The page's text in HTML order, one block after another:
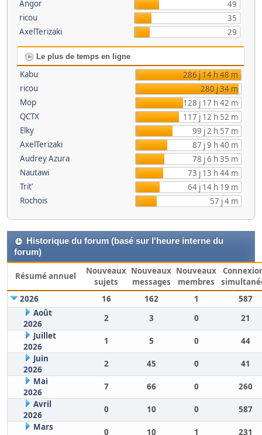
Angor
49
ricou
35
AxelTerizaki
29
Le plus de temps en ligne
Kabu
286 j 14 h 48 m
ricou
280 j 34 m
Mop
128 j 17 h 42 m
QCTX
117 j 12 h 52 m
Elky
99 j 2 h 57 m
AxelTerizaki
87 j 9 h 40 m
Audrey Azura
78 j 6 h 35 m
Nautawi
73 j 13 h 44 m
Trit’
64 j 14 h 19 m
Rochois
57 j 4 m
Historique du forum (basé sur l'heure interne du
forum)
Résumé annuel
Nouveaux
sujets
Nouveaux
messages
Nouveaux
membres
2026
16 162 1
587
Août
2026
2 3 0
21
Juillet
2026
1 5 0
44
Juin
2026
2 45 0
41
Mai
2026
7 66 0
260
Avril
2026
0 10 0
587
Mars
0 10 1 231